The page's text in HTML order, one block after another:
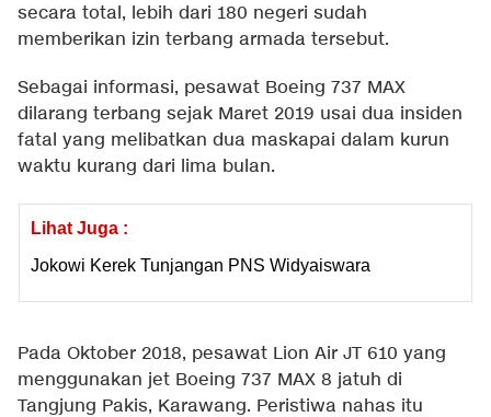
secara total, lebih dari 180 negeri sudah
memberikan izin terbang armada tersebut.
Sebagai informasi, pesawat Boeing 737 MAX
dilarang terbang sejak Maret 2019 usai dua insiden
fatal yang melibatkan dua maskapai dalam kurun
waktu kurang dari lima bulan.
Lihat Juga :
Jokowi Kerek Tunjangan PNS Widyaiswara
Pada Oktober 2018, pesawat Lion Air JT 610 yang
menggunakan jet Boeing 737 MAX 8 jatuh di
Tangjung Pakis, Karawang. Peristiwa nahas itu